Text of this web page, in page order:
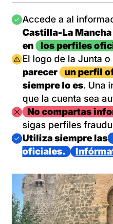
Imagen
Accede a al
Castilla-La
en
los perfiles
Imagen
El logo de la Junta
parecer
un perfil
siempre lo es. Una
que la cuenta sea
ImagenNo compartas
sigas perfiles
Imagen
Utiliza siempre las
oficiales.